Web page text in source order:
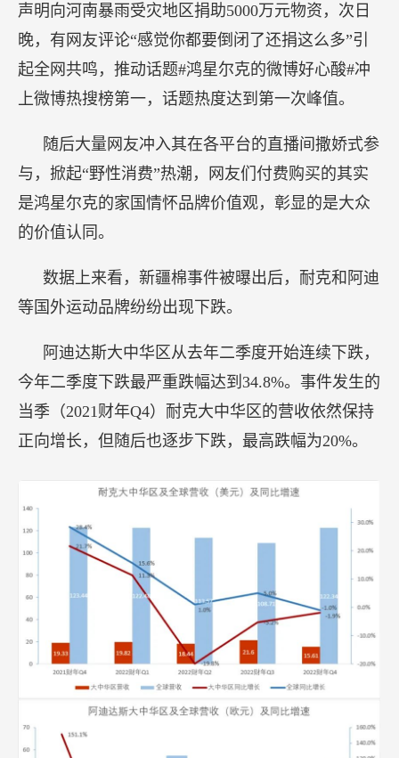
声明向河南暴雨受灾地区捐助5000万元物资，次日
晚，有网友评论“感觉你都要倒闭了还捐这么多”引
起全网共鸣，推动话题#鸿星尔克的微博好心酸#冲
上微博热搜榜第一，话题热度达到第一次峰值。
随后大量网友冲入其在各平台的直播间撒娇式参
与，掀起“野性消费”热潮，网友们付费购买的其实
是鸿星尔克的家国情怀品牌价值观，彰显的是大众
的价值认同。
数据上来看，新疆棉事件被曝出后，耐克和阿迪
等国外运动品牌纷纷出现下跌。
阿迪达斯大中华区从去年二季度开始连续下跌，
今年二季度下跌最严重跌幅达到34.8%。事件发生的
当季（2021财年Q4）耐克大中华区的营收依然保持
正向增长，但随后也逐步下跌，最高跌幅为20%。